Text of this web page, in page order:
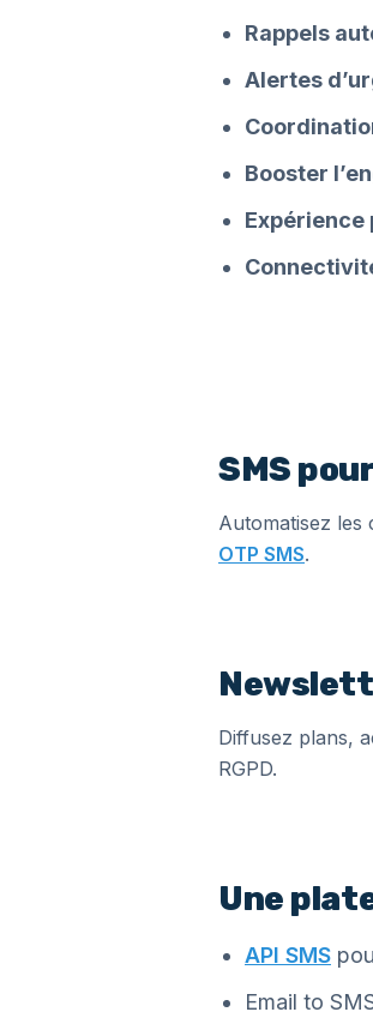
Rappels
Alertes
Booster
Expérience
SMS
Automatisez les
OTP SMS.
Diffusez plans,
RGPD.
Une
API SMS
Email to